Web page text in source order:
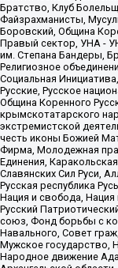
Братство, Клуб
Файзрахманисты,
Боровский, Община
Правый сектор, УНА -
им. Степана Бандеры,
Религиозное
Социальная
Русские, Русское
Община Коренного
крымскотатарского
экстремистской
честь иконы Божией
Фирма, Молодежная
Единения,
Славянских Сил Руси,
Русская республика
Нация и свобода,
Русский
союз, Фонд борьбы с
Навального, Совет
Мужское государство,
Народное движение